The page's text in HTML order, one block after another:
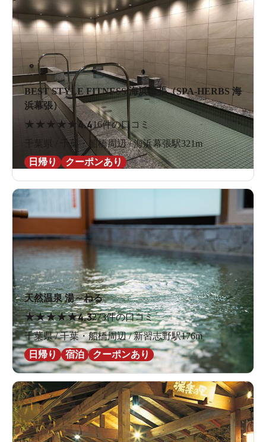
高い天井からも心地よい光が降り注ぎます。
かけ湯でサッと汗を流したら、まずは体をきれいに洗い
シャンプーやリンス、ボディソープといったアメ
ニティは一通り揃っているので、手ぶらで楽々。さらに
女性用の洗い場はなんとシャワーヘッドがすべてReFa！
お風呂に入る前から、いきなり贅沢な気分に浸れちゃい
ます。
BEST STYLE FITNESS 海浜幕張（SPA-HERBS 海
浜幕張）
★ ★★★★4.416件の口コミ
千葉県 / 千葉・船橋周辺 / 海浜幕張駅321m
日帰り
クーポンあり
天然温泉 湯～ねる
★★★★★4.3273件の口コミ
千葉県 / 千葉・船橋周辺 / 新習志野駅176m
日帰り
宿泊 クーポンあり